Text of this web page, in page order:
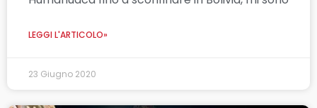
LEGGI L'ARTICOLO»
23 Giugno 2020